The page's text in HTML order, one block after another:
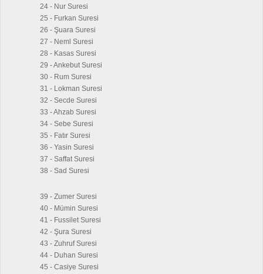
24 - Nur Suresi
25 - Furkan Suresi
26 - Şuara Suresi
27 - Neml Suresi
28 - Kasas Suresi
29 - Ankebut Suresi
30 - Rum Suresi
31 - Lokman Suresi
32 - Secde Suresi
33 - Ahzab Suresi
34 - Sebe Suresi
35 - Fatır Suresi
36 - Yasin Suresi
37 - Saffat Suresi
38 - Sad Suresi
39 - Zumer Suresi
40 - Mümin Suresi
41 - Fussilet Suresi
42 - Şura Suresi
43 - Zuhruf Suresi
44 - Duhan Suresi
45 - Casiye Suresi